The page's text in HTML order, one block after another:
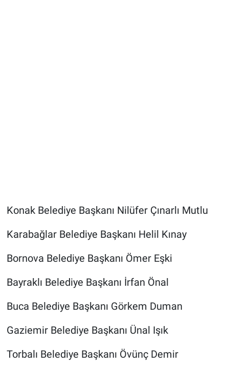
Konak Belediye Başkanı Nilüfer Çınarlı Mutlu
Karabağlar Belediye Başkanı Helil Kınay
Bornova Belediye Başkanı Ömer Eşki
Bayraklı Belediye Başkanı İrfan Önal
Buca Belediye Başkanı Görkem Duman
Gaziemir Belediye Başkanı Ünal Işık
Torbalı Belediye Başkanı Övünç Demir